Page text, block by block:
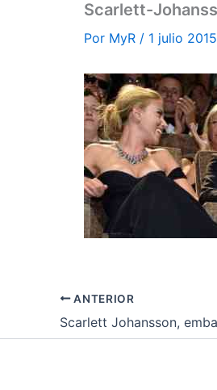
Scarlett-
Por MyR / 1 julio 2015
ANTERIOR
Scarlett Johansson,